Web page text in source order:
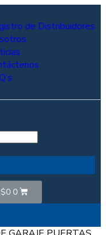
de Distribuidores
$0 0